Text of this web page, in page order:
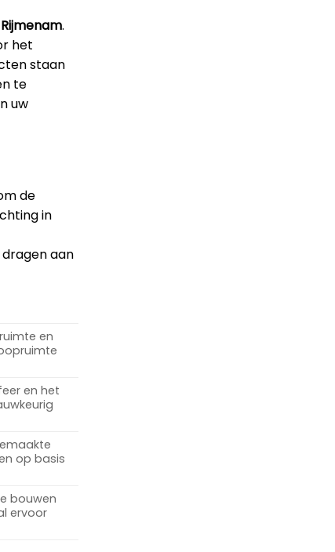
.
het
staan
te
uw
de
in
aan
en
en het
op basis
bouwen
ervoor